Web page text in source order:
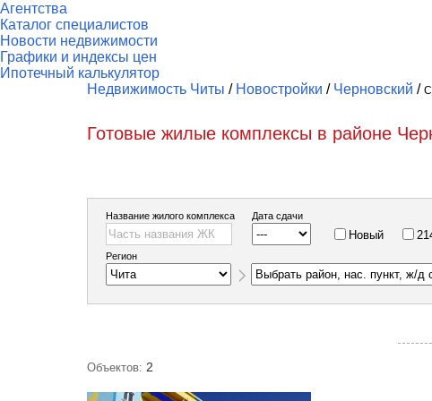
Агентства
Каталог специалистов
Новости недвижимости
Графики и индексы цен
Ипотечный калькулятор
Недвижимость Читы / Новостройки / Черновский /
Готовые жилые комплексы в районе
Название жилого комплекса Дата сдачи
Новый
Регион
Объектов: 2